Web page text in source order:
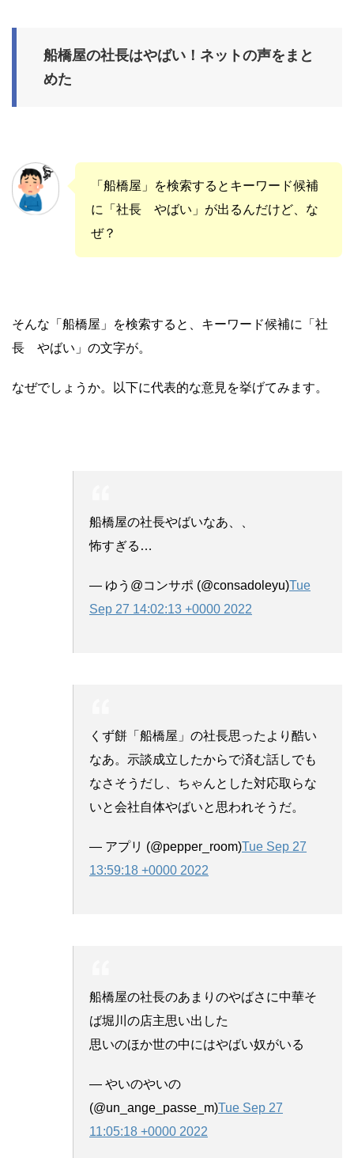
船橋屋の社長はやばい！ネットの声をまと
めた
「船橋屋」を検索するとキーワード候補
に「社長 やばい」が出るんだけど、な
ぜ？
そんな「船橋屋」を検索すると、キーワード候補に「社
長 やばい」の文字が。
なぜでしょうか。以下に代表的な意見を挙げてみます。
船橋屋の社長やばいなあ、、
怖すぎる…
— ゆう@コンサポ (@consadoleyu)Tue
Sep 27 14:02:13 +0000 2022
くず餅「船橋屋」の社長思ったより酷い
なあ。示談成立したからで済む話しでも
なさそうだし、ちゃんとした対応取らな
いと会社自体やばいと思われそうだ。
— アプリ (@pepper_room)Tue Sep 27
13:59:18 +0000 2022
船橋屋の社長のあまりのやばさに中華そ
ば堀川の店主思い出した
思いのほか世の中にはやばい奴がいる
— やいのやいの
(@un_ange_passe_m)Tue Sep 27
11:05:18 +0000 2022